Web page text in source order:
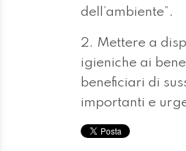
dell’ambiente”.
2. Mettere a
igieniche ai
beneficiari di
importanti e